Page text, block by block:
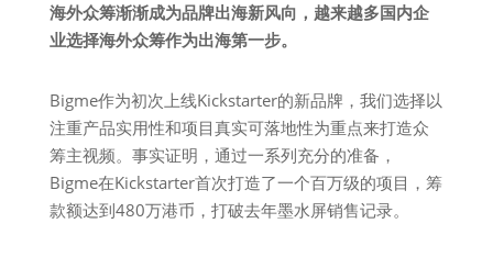
海外众筹渐渐成为品牌出海新风向，越来越多国内企
业选择海外众筹作为出海第一步。
Bigme作为初次上线Kickstarter的新品牌，我们选择以
注重产品实用性和项目真实可落地性为重点来打造众
筹主视频。事实证明，通过一系列充分的准备，
Bigme在Kickstarter首次打造了一个百万级的项目，筹
款额达到480万港币，打破去年墨水屏销售记录。